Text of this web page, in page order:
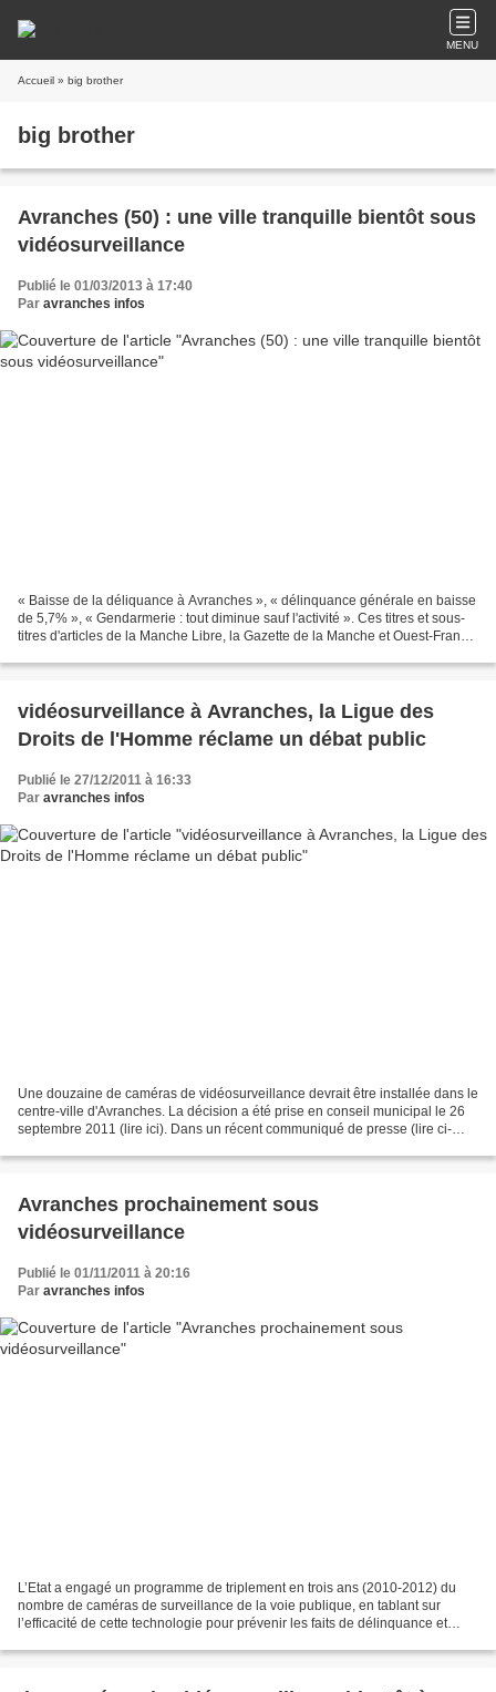
MENU
Accueil » big brother
big brother
Avranches (50) : une ville tranquille bientôt sous
vidéosurveillance
Publié le 01/03/2013 à 17:40
Par avranches infos
« Baisse de la déliquance à Avranches », « délinquance générale en baisse
de 5,7% », « Gendarmerie : tout diminue sauf l'activité ». Ces titres et sous-
titres d'articles de la Manche Libre, la Gazette de la Manche et Ouest-France
vidéosurveillance à Avranches, la Ligue des
Droits de l'Homme réclame un débat public
Publié le 27/12/2011 à 16:33
Par avranches infos
Une douzaine de caméras de vidéosurveillance devrait être installée dans le
centre-ville d'Avranches. La décision a été prise en conseil municipal le 26
septembre 2011 (lire ici). Dans un récent communiqué de presse (lire ci-
Avranches prochainement sous
vidéosurveillance
Publié le 01/11/2011 à 20:16
Par avranches infos
L’Etat a engagé un programme de triplement en trois ans (2010-2012) du
nombre de caméras de surveillance de la voie publique, en tablant sur
l’efficacité de cette technologie pour prévenir les faits de délinquance et